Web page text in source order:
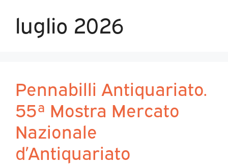
luglio 2026
Pennabilli Antiquariato.
55ª Mostra Mercato
Nazionale
d’Antiquariato